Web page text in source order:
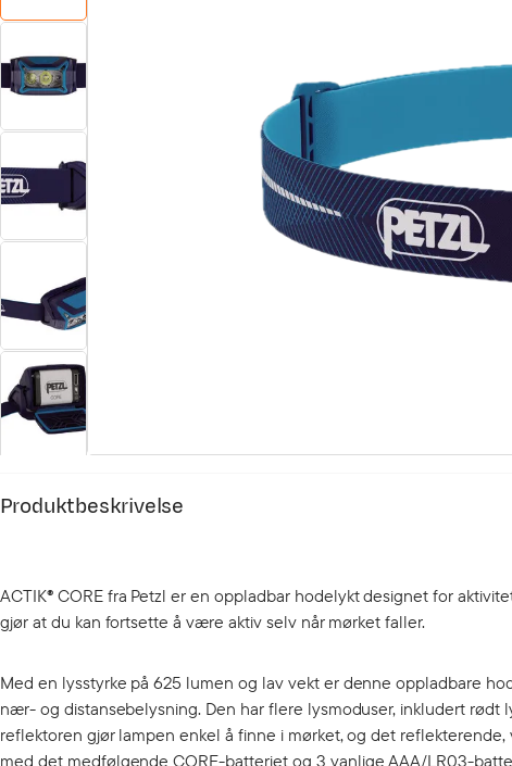
Produktbeskrivelse
ACTIK® CORE fra Petzl er en oppladbar hodelykt designet for
gjør at du kan fortsette å være aktiv selv når mørket faller.
Med en lysstyrke på 625 lumen og lav vekt er denne oppladbare
nær- og distansebelysning. Den har flere lysmoduser, inkludert
reflektoren gjør lampen enkel å finne i mørket, og det
med det medfølgende CORE-batteriet og 3 vanlige AAA/LR03-